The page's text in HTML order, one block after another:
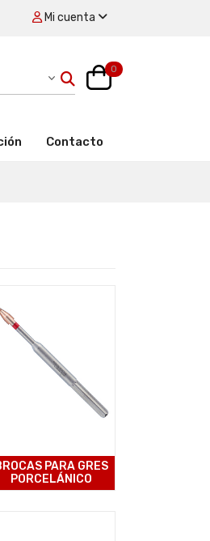
Mi cuenta
0
Contacto
PARA GRES
PORCELÁNICO